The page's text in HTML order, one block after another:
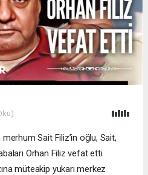
merhum Sait Filiz’in oğlu, Sait,
Orhan Filiz vefat etti.
müteakip yukarı merkez